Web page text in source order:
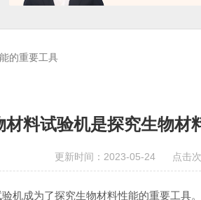
的重要工具
材料试验机是探究生物材
更新时间：2023-05-24 点击次
成为了探究生物材料性能的重要工具。